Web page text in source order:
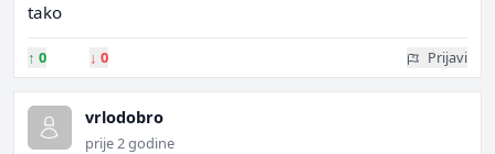
tako
↑ 0 ↓ 0 Prijavi
vrlodobro
prije 2 godine